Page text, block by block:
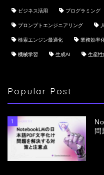
ビジネス活用 プログラミング
プロンプトエンジニアリング
検索エンジン最適化 業務効率
機械学習 生成AI 生産性
Popular Post
1